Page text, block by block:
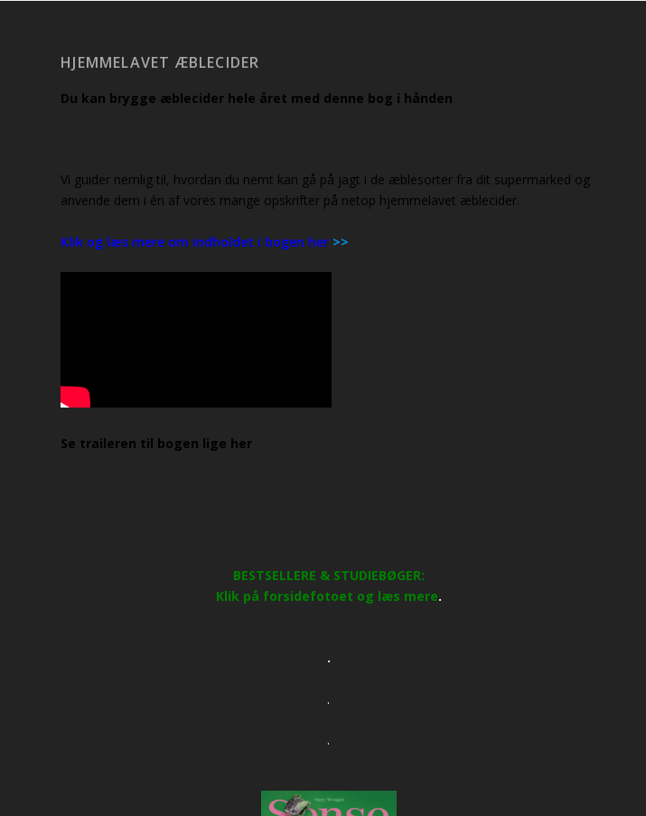
HJEMMELAVET ÆBLECIDER
Du kan brygge æblecider hele året med denne bog i hånden
Vi guider nemlig til, hvordan du nemt kan gå på jagt i de æblesorter fra dit supermarked og
anvende dem i én af vores mange opskrifter på netop hjemmelavet æblecider.
Klik og læs mere om indholdet i bogen her >>
Se traileren til bogen lige her
BESTSELLERE & STUDIEBØGER:
Klik på forsidefotoet og læs mere.
.
.
.